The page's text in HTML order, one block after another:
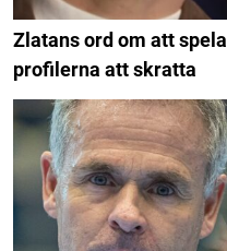
Zlatans ord om att
profilerna att skratta